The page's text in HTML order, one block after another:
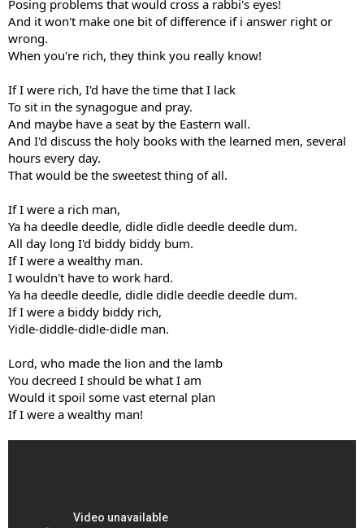
Posing problems that would cross a rabbi's eyes!
And it won't make one bit of difference if i answer right or
wrong.
When you're rich, they think you really know!
If I were rich, I'd have the time that I lack
To sit in the synagogue and pray.
And maybe have a seat by the Eastern wall.
And I'd discuss the holy books with the learned men, several
hours every day.
That would be the sweetest thing of all.
If I were a rich man,
Ya ha deedle deedle, didle didle deedle deedle dum.
All day long I'd biddy biddy bum.
If I were a wealthy man.
I wouldn't have to work hard.
Ya ha deedle deedle, didle didle deedle deedle dum.
If I were a biddy biddy rich,
Yidle-diddle-didle-didle man.
Lord, who made the lion and the lamb
You decreed I should be what I am
Would it spoil some vast eternal plan
If I were a wealthy man!